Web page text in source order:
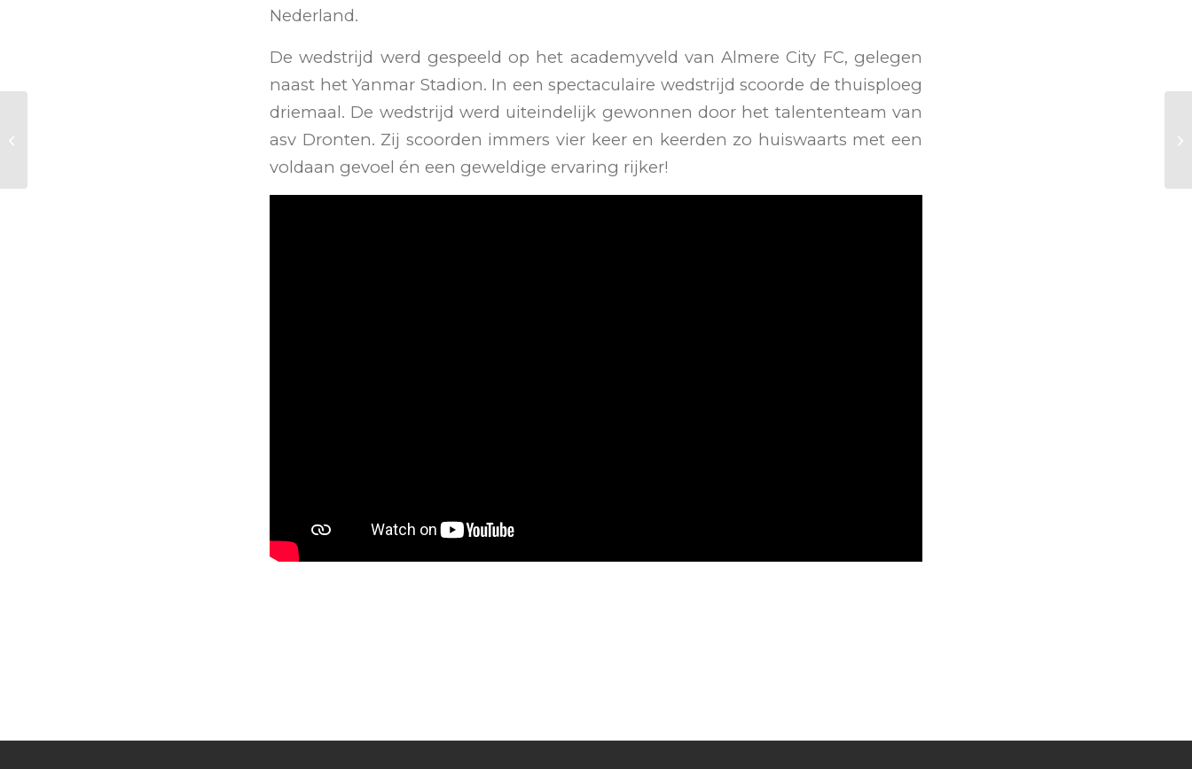
Nederland.
De wedstrijd werd gespeeld op het academyveld van Almere City FC, gelegen
naast het Yanmar Stadion. In een spectaculaire wedstrijd scoorde de thuisploeg
driemaal. De wedstrijd werd uiteindelijk gewonnen door het talententeam van
asv Dronten. Zij scoorden immers vier keer en keerden zo huiswaarts met een
voldaan gevoel én een geweldige ervaring rijker!